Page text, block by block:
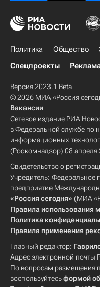
Политика Общество
Спецпроекты
Версия 2023.1 Beta
© 2026 МИА «Россия
Вакансии
Сетевое издание РИА
в Федеральной службе по
информационных
(Роскомнадзор) 08 апреля
Свидетельство о
Учредитель: Федеральное
предприятие
«Россия сегодня» (МИА
Правила использования
Политика
Правила применения
Главный редактор:
Адрес электронной почты
По вопросам размещения
воспользуйтесьформой